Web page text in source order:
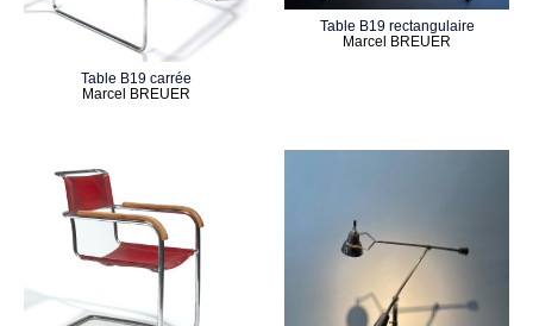
Table B19 carrée
Marcel BREUER
Table B19 rectangulaire
Marcel BREUER